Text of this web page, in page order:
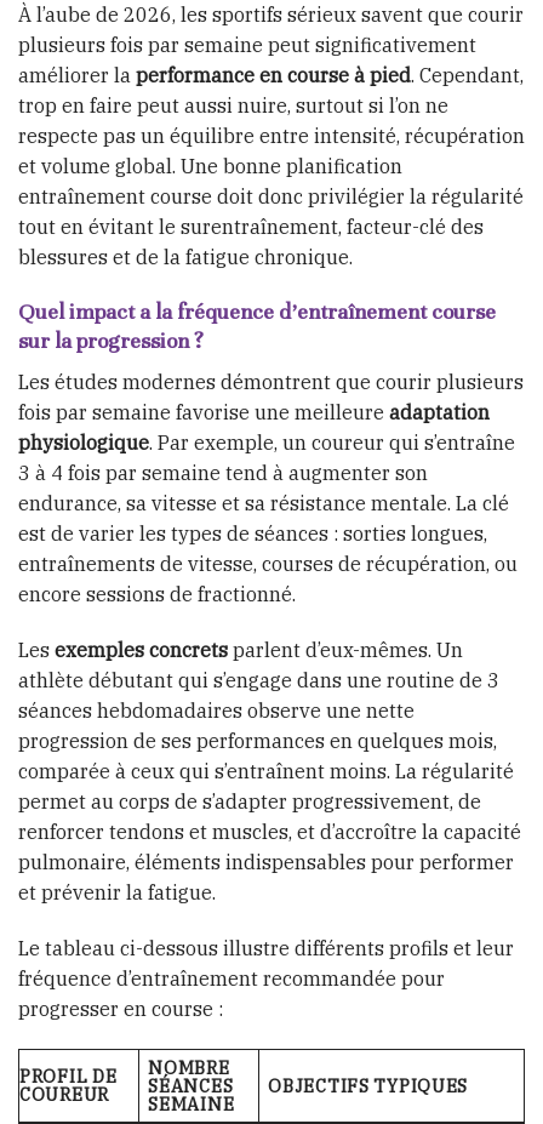
À l’aube de 2026, les sportifs sérieux savent que courir
plusieurs fois par semaine peut significativement
améliorer la performance en course à pied. Cependant,
trop en faire peut aussi nuire, surtout si l’on ne
respecte pas un équilibre entre intensité, récupération
et volume global. Une bonne planification
entraînement course doit donc privilégier la régularité
tout en évitant le surentraînement, facteur-clé des
blessures et de la fatigue chronique.
Quel impact a la fréquence d’entraînement course
sur la progression ?
Les études modernes démontrent que courir plusieurs
fois par semaine favorise une meilleure adaptation
physiologique. Par exemple, un coureur qui s’entraîne
3 à 4 fois par semaine tend à augmenter son
endurance, sa vitesse et sa résistance mentale. La clé
est de varier les types de séances : sorties longues,
entraînements de vitesse, courses de récupération, ou
encore sessions de fractionné.
Les exemples concrets parlent d’eux-mêmes. Un
athlète débutant qui s’engage dans une routine de 3
séances hebdomadaires observe une nette
progression de ses performances en quelques mois,
comparée à ceux qui s’entraînent moins. La régularité
permet au corps de s’adapter progressivement, de
renforcer tendons et muscles, et d’accroître la capacité
pulmonaire, éléments indispensables pour performer
et prévenir la fatigue.
Le tableau ci-dessous illustre différents profils et leur
fréquence d’entraînement recommandée pour
progresser en course :
PROFIL DE
COUREUR
NOMBRE
SÉANCES
SEMAINE
OBJECTIFS TYPIQUES